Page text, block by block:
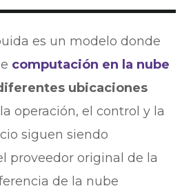
es un modelo donde
computación en la nube
ubicaciones
operación, el control y la
siguen siendo
proveedor original de la
de la nube